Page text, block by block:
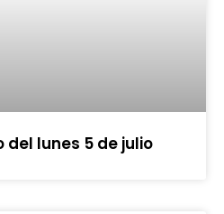
lunes 5 de julio